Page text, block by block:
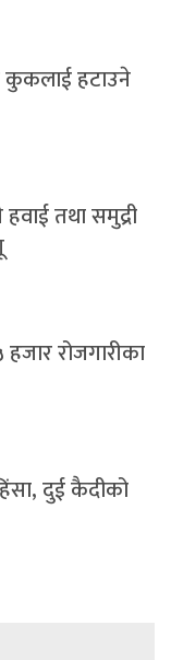
कुकलाई हटाउने
हवाई तथा समुद्री
रोजगारीका
दुई कैदीको